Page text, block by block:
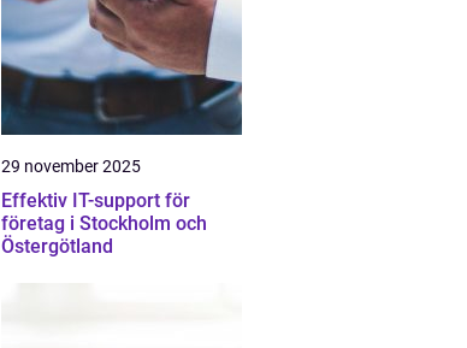
29 november 2025
Effektiv IT-support för
företag i Stockholm och
Östergötland